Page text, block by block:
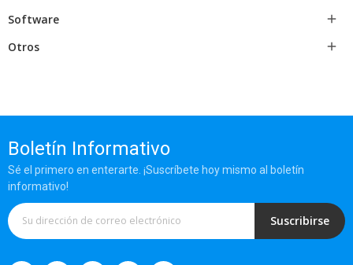
Software 
Otros 
Boletín Informativo
Sé el primero en enterarte. ¡Suscríbete hoy mismo al boletín
informativo!
Suscribirse